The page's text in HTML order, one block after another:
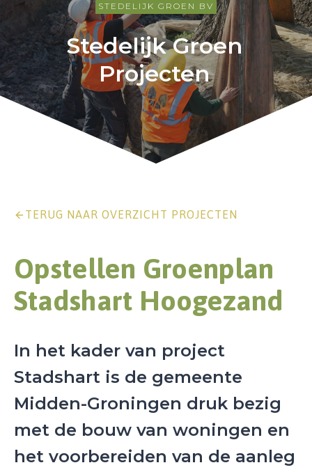
STEDELIJK GROEN BV
Stedelijk Groen
Projecten
TERUG NAAR OVERZICHT PROJECTEN
Opstellen Groenplan
Stadshart Hoogezand
In het kader van project
Stadshart is de gemeente
Midden-Groningen druk bezig
met de bouw van woningen en
het voorbereiden van de aanleg